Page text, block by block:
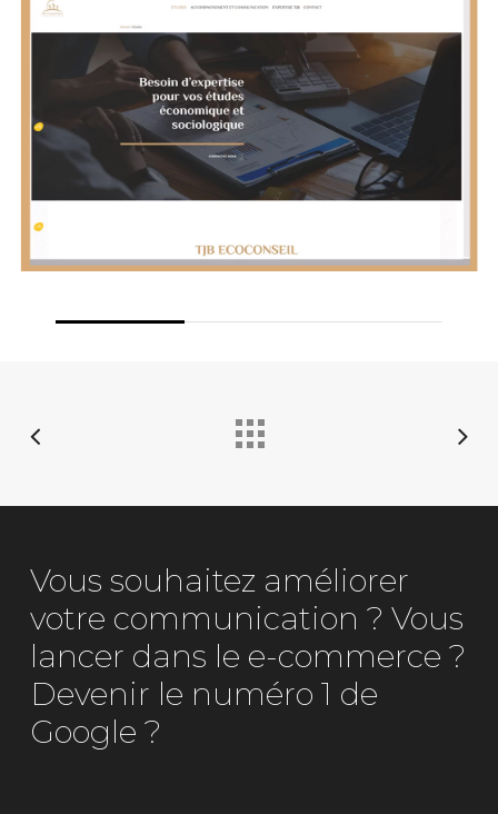
Vous souhaitez améliorer
votre communication ? Vous
lancer dans le e-commerce ?
Devenir le numéro 1 de
Google ?